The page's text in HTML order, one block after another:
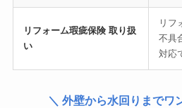
リフォーム瑕疵保険 取り扱
い
リフ
不具
対応
＼ 外壁から水回りまでワ